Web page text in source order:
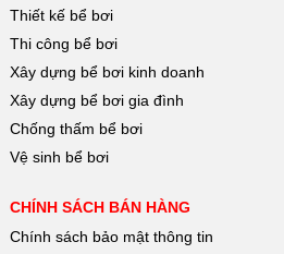
Thiết kế bể bơi
Thi công bể bơi
Xây dựng bể bơi kinh doanh
Xây dựng bể bơi gia đình
Chống thấm bể bơi
Vệ sinh bể bơi
CHÍNH SÁCH BÁN HÀNG
Chính sách bảo mật thông tin